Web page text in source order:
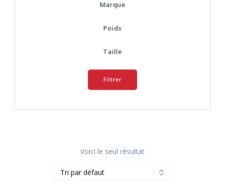
Marque
Poids
Taille
Filtrer
Voici le seul résultat